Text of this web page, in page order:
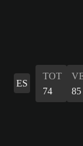
ES
TOT
74
85